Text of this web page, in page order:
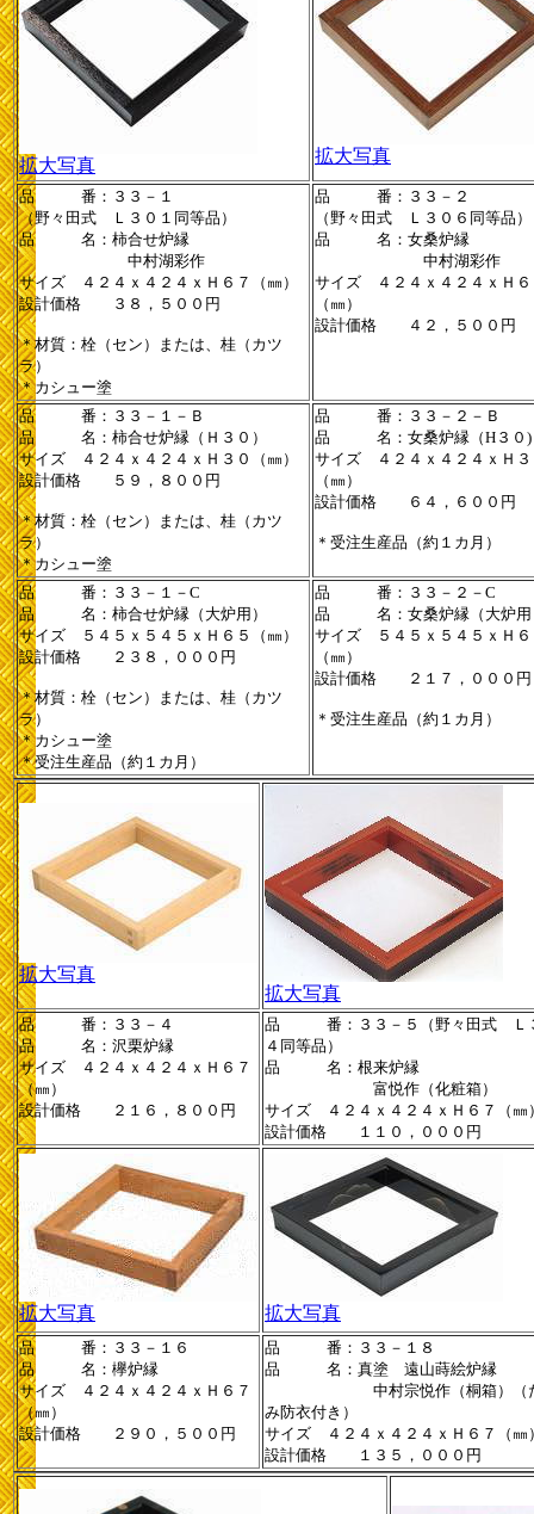
拡大写真 拡大写真
品 番：３３－１
（野々田式 Ｌ３０１同等品）
品 名：柿合せ炉縁
中村湖彩作
サイズ ４２４ｘ４２４ｘＨ６７（㎜）
設計価格 ３８，５００円
＊材質：栓（セン）または、桂（カツ
ラ）
＊カシュー塗
品 番：３３－２
（野々田式 Ｌ３０６同等品）
品 名：女桑炉縁
中村湖彩作
サイズ ４２４ｘ４２４ｘＨ６
（㎜）
設計価格 ４２，５００円
品 番：３３－１－Ｂ
品 名：柿合せ炉縁（Ｈ３０）
サイズ ４２４ｘ４２４ｘＨ３０（㎜）
設計価格 ５９，８００円
＊材質：栓（セン）または、桂（カツ
ラ）
＊カシュー塗
品 番：３３－２－Ｂ
品 名：女桑炉縁（H３０)
サイズ ４２４ｘ４２４ｘＨ３
（㎜）
設計価格 ６４，６００円
＊受注生産品（約１カ月）
品 番：３３－１－C
品 名：柿合せ炉縁（大炉用）
サイズ ５４５ｘ５４５ｘＨ６５（㎜）
設計価格 ２３８，０００円
＊材質：栓（セン）または、桂（カツ
ラ）
＊カシュー塗
＊受注生産品（約１カ月）
品 番：３３－２－C
品 名：女桑炉縁（大炉用
サイズ ５４５ｘ５４５ｘＨ６
（㎜）
設計価格 ２１７，０００円
＊受注生産品（約１カ月）
拡大写真
拡大写真
品 番：３３－４
品 名：沢栗炉縁
サイズ ４２４ｘ４２４ｘＨ６７
（㎜）
設計価格 ２１６，８００円
品 番：３３－５（野々田式 Ｌ
４同等品）
品 名：根来炉縁
富悦作（化粧箱）
サイズ ４２４ｘ４２４ｘＨ６７（㎜
設計価格 １１０，０００円
拡大写真 拡大写真
品 番：３３－１６
品 名：欅炉縁
サイズ ４２４ｘ４２４ｘＨ６７
（㎜）
設計価格 ２９０，５００円
品 番：３３－１８
品 名：真塗 遠山蒔絵炉縁
中村宗悦作（桐箱）（
み防衣付き）
サイズ ４２４ｘ４２４ｘＨ６７（㎜
設計価格 １３５，０００円